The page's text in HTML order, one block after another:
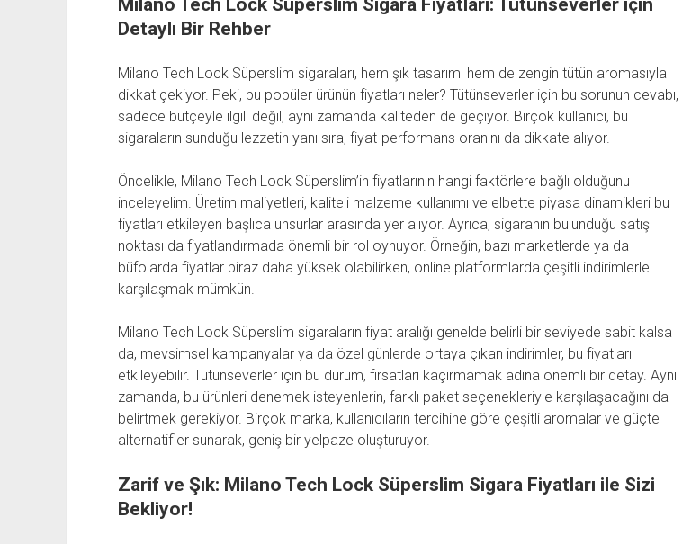
Milano Tech Lock Süperslim Sigara Fiyatları: Tütünseverler için
Detaylı Bir Rehber
Milano Tech Lock Süperslim sigaraları, hem şık tasarımı hem de zengin tütün aromasıyla
dikkat çekiyor. Peki, bu popüler ürünün fiyatları neler? Tütünseverler için bu sorunun cevabı,
sadece bütçeyle ilgili değil, aynı zamanda kaliteden de geçiyor. Birçok kullanıcı, bu
sigaraların sunduğu lezzetin yanı sıra, fiyat-performans oranını da dikkate alıyor.
Öncelikle, Milano Tech Lock Süperslim’in fiyatlarının hangi faktörlere bağlı olduğunu
inceleyelim. Üretim maliyetleri, kaliteli malzeme kullanımı ve elbette piyasa dinamikleri bu
fiyatları etkileyen başlıca unsurlar arasında yer alıyor. Ayrıca, sigaranın bulunduğu satış
noktası da fiyatlandırmada önemli bir rol oynuyor. Örneğin, bazı marketlerde ya da
büfolarda fiyatlar biraz daha yüksek olabilirken, online platformlarda çeşitli indirimlerle
karşılaşmak mümkün.
Milano Tech Lock Süperslim sigaraların fiyat aralığı genelde belirli bir seviyede sabit kalsa
da, mevsimsel kampanyalar ya da özel günlerde ortaya çıkan indirimler, bu fiyatları
etkileyebilir. Tütünseverler için bu durum, fırsatları kaçırmamak adına önemli bir detay. Aynı
zamanda, bu ürünleri denemek isteyenlerin, farklı paket seçenekleriyle karşılaşacağını da
belirtmek gerekiyor. Birçok marka, kullanıcıların tercihine göre çeşitli aromalar ve güçte
alternatifler sunarak, geniş bir yelpaze oluşturuyor.
Zarif ve Şık: Milano Tech Lock Süperslim Sigara Fiyatları ile Sizi
Bekliyor!